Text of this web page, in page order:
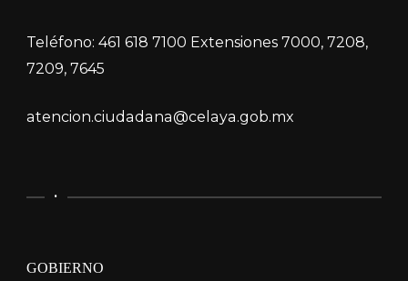
Teléfono: 461 618 7100 Extensiones 7000, 7208,
7209, 7645
atencion.ciudadana@celaya.gob.mx
.
GOBIERNO